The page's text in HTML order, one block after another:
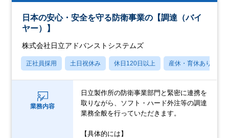
日本の安心・安全を守る防衛事業の【調達（バイ
ヤー）】
株式会社日立アドバンストシステムズ
正社員採用 土日祝休み 休日120日以上 産休・育休あり
業務内容
日立製作所の防衛事業部門と緊密に連携を
取りながら、ソフト・ハード外注等の調達
業務全般を行っていただきます。
【具体的には】